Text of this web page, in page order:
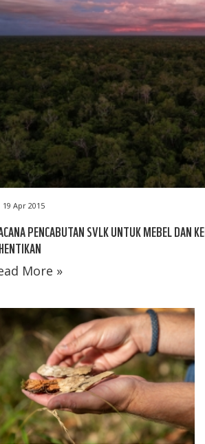
19 Apr 2015
PENCABUTAN SVLK UNTUK MEBEL DAN
More »